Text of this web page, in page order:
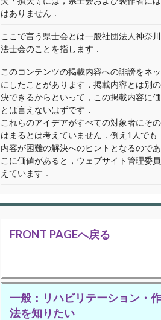
はありません．
ここで言う県士会とは一般社団法人神奈
法士会のことを指します．
このコンテンツの掲載内容への誹謗をネ
にしたことがあります．掲載内容とは別
決できるからといって，この掲載内容に
とは言えないはずです．
これらのアイデアがすべての対象者にそ
はまるとは考えていません．例え1人でも
内容が困難の解決へのヒントとなるので
こに価値があると，ウェブサイト管理委
えています．
FRONT PAGEへ戻る
一般：リハビリテーション・
法を知りたい